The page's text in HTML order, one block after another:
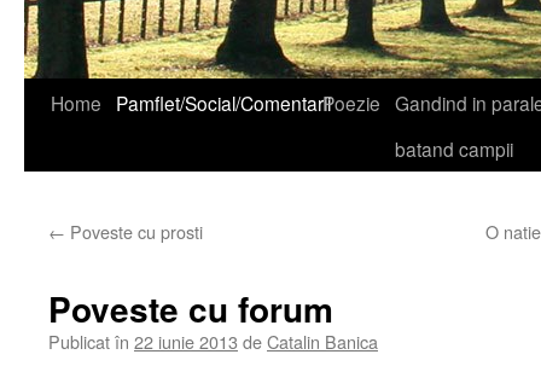
Sari
Home Pamflet/Social/ComentariiPoezie Gandind in
batand campii
← Poveste cu prosti O
Poveste cu forum
Publicat în 22 iunie 2013 deCatalin Banica